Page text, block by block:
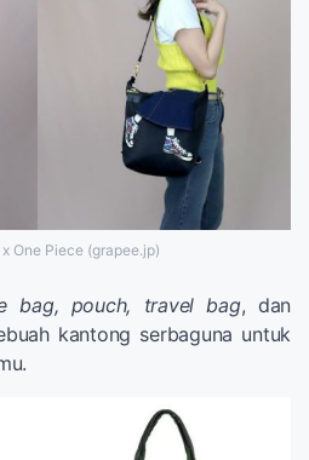
One Piece (grapee.jp)
bag, pouch, travel bag, dan
kantong serbaguna untuk